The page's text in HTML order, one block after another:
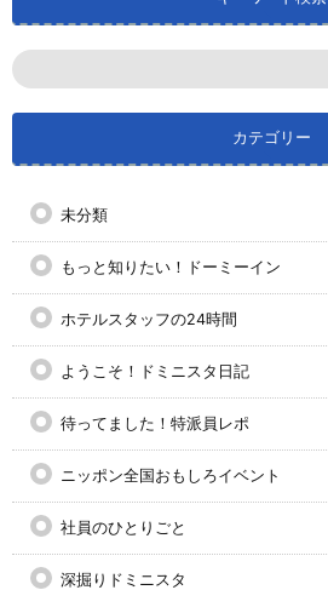
カテゴリー
未分類
もっと知りたい！ドーミーイン
ホテルスタッフの24時間
ようこそ！ドミニスタ日記
待ってました！特派員レポ
ニッポン全国おもしろイベント
社員のひとりごと
深掘りドミニスタ